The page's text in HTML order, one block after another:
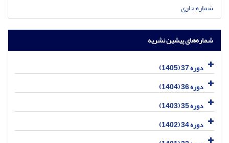
شماره جاری
شماره‌های پیشین نشریه
دوره 37 (1405)
دوره 36 (1404)
دوره 35 (1403)
دوره 34 (1402)